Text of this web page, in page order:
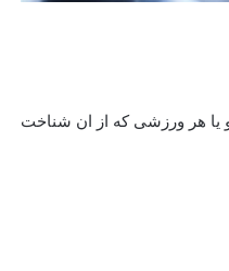
یا هر ورزشی که از ان شناخت